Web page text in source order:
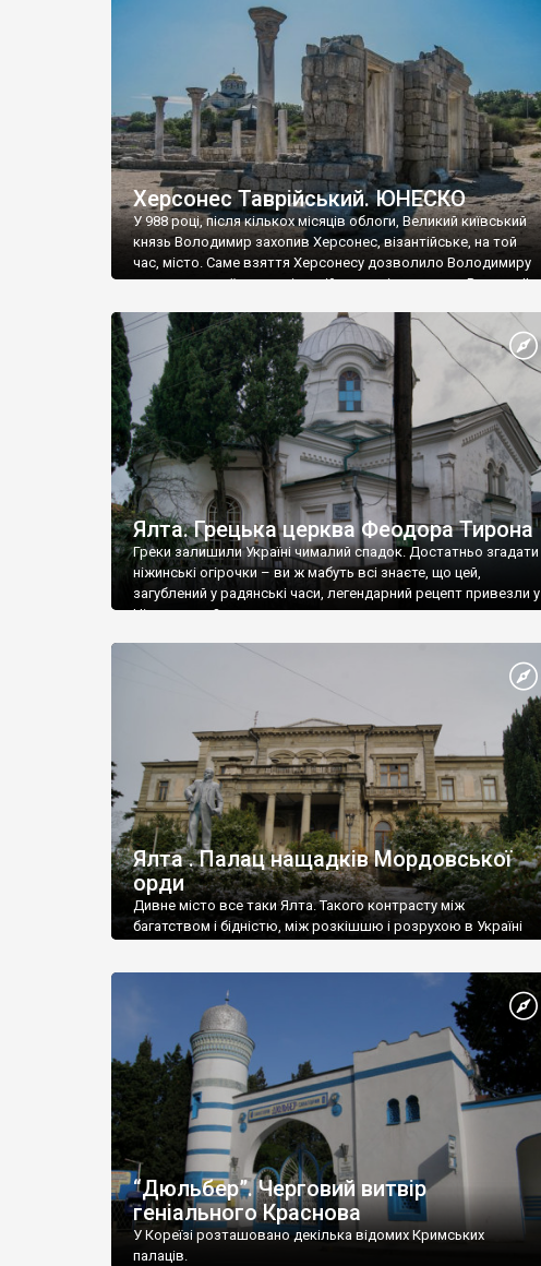
візантійської доби. Раритети викрадені з фондів об’єкту
культурної спадщини ЮНЕСКО «Херсонеса Таврійського».
Офіційно – на виставку «Золото Візантії», але експерти та
влада в Україні вважають це лише […]
Херсонес Таврійський. ЮНЕСКО
У 988 році, після кількох місяців облоги, Великий київський
князь Володимир захопив Херсонес, візантійське, на той
час, місто. Саме взяття Херсонесу дозволило Володимиру
диктувати свої умови візантійському імператору Василю ІІ,
Херсонесі Володимир-язичник, став Василем-
християнином. А потім було Хрещення Русі. На честь
Херсонесу Таврійського названо місто […]
Ялта. Грецька церква Феодора Тирона
Греки залишили Україні чималий спадок. Достатньо згадати
ніжинські огірочки – ви ж мабуть всі знаєте, що цей,
загублений у радянські часи, легендарний рецепт привезли у
Ніжин греки?
Ялта . Палац нащадків Мордовської
орди
Дивне місто все таки Ялта. Такого контрасту між
багатством і бідністю, між розкішшю і розрухою в Україні
“Дюльбер”. Черговий витвір
геніального Краснова
У Кореїзі розташовано декілька відомих Кримських
палаців.